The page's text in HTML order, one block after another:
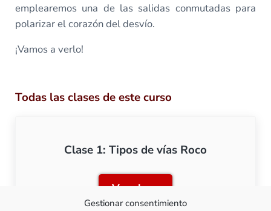
Gestionar consentimiento
emplearemos una de las salidas conmutadas para
polarizar el corazón del desvío.
¡Vamos a verlo!
Todas las clases de este curso
Clase 1: Tipos de vías Roco
Ver clase